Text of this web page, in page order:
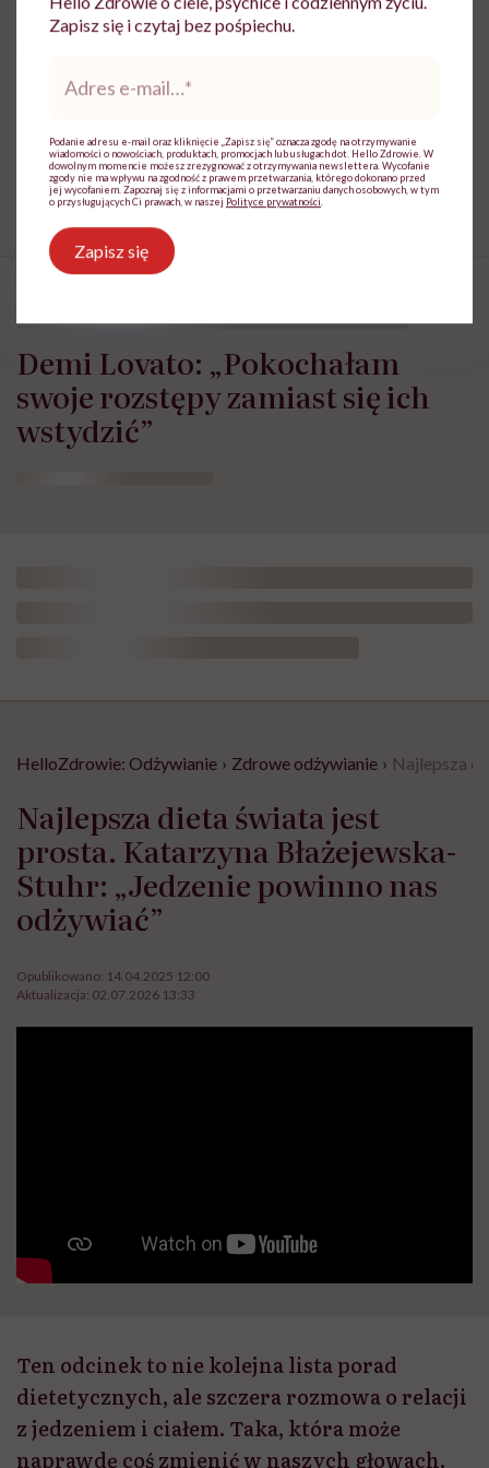
Powiązane tematy:
Zaburzenia odżywiania
Demi Lovato: „Pokochałam
swoje rozstępy zamiast się ich
wstydzić”
HelloZdrowie: Odżywianie › Zdrowe odżywianie › Najlepsza
Najlepsza dieta świata jest
prosta. Katarzyna Błażejewska-
Stuhr: „Jedzenie powinno nas
odżywiać”
Opublikowano: 14.04.2025 12:00
Aktualizacja: 02.07.2026 13:33
Ten odcinek to nie kolejna lista porad
dietetycznych, ale szczera rozmowa o relacji
z jedzeniem i ciałem. Taka, która może
naprawdę coś zmienić w naszych głowach.
Zapisz się i czytaj bez pośpiechu.
*
Podanie adresu e-mail oraz kliknięcie „Zapisz się” oznacza zgodę na otrzymywanie
wiadomości o nowościach, produktach, promocjach lub usługach dot. Hello Zdrowie. W
dowolnym momencie możesz zrezygnować z otrzymywania newslettera. Wycofanie
zgody nie ma wpływu na zgodność z prawem przetwarzania, którego dokonano przed
jej wycofaniem. Zapoznaj się z informacjami o przetwarzaniu danych osobowych, w tym
o przysługujących Ci prawach, w naszej Polityce prywatności
Zapisz się